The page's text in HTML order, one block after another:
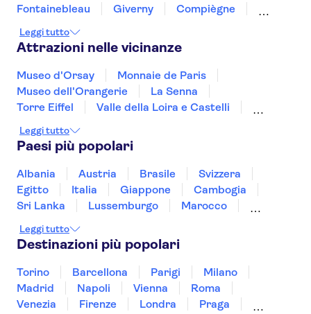
Fontainebleau
Giverny
Compiègne
Leggi tutto
Attrazioni nelle vicinanze
Museo d'Orsay
Monnaie de Paris
Museo dell'Orangerie
La Senna
Torre Eiffel
Valle della Loira e Castelli
Mont Saint-Michel
La Sainte Chapelle e la Conciergerie
Castello di Chenonceau
Museo del Louvre
Hôtel des Invalides
Reggia di Versailles
Leggi tutto
Paesi più popolari
Albania Austria Brasile
Svizzera
Egitto
Italia Giappone
Cambogia
Sri Lanka
Lussemburgo
Marocco
Slovenia
Thailandia Tunisia
Vietnam
Leggi tutto
Destinazioni più popolari
Torino Barcellona Parigi
Milano
Madrid
Napoli Vienna
Roma
Venezia
Firenze Londra
Praga